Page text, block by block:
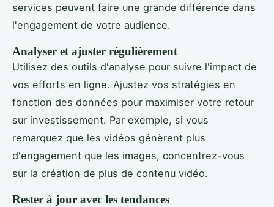
services peuvent faire une grande différence dans
l'engagement de votre audience.
Analyser et ajuster régulièrement
Utilisez des outils d'analyse pour suivre l'impact de
vos efforts en ligne. Ajustez vos stratégies en
fonction des données pour maximiser votre retour
sur investissement. Par exemple, si vous
remarquez que les vidéos génèrent plus
d'engagement que les images, concentrez-vous
sur la création de plus de contenu vidéo.
Rester à jour avec les tendances